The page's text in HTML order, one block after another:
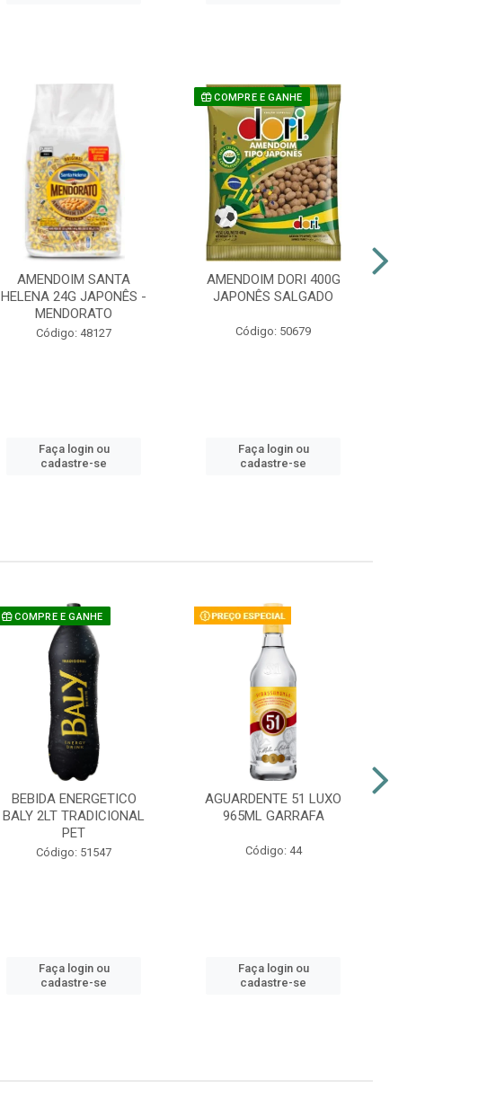
AMENDOIM SANTA
HELENA 24G JAPONÊS -
MENDORATO
Código: 48127
Faça login ou
cadastre-se
COMPRE E GANHE
AMENDOIM DORI 400G
JAPONÊS SALGADO
Código: 50679
Faça login ou
cadastre-se
COMPRE E GANHE
BEBIDA ENERGETICO
BALY 2LT TRADICIONAL
PET
Código: 51547
Faça login ou
cadastre-se
AGUARDENTE 51 LUXO
965ML GARRAFA
Código: 44
Faça login ou
cadastre-se